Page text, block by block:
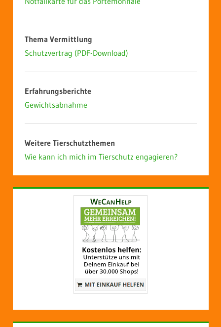
Thema Vermittlung
Schutzvertrag (PDF-Download)
Erfahrungsberichte
Gewichtsabnahme
Weitere Tierschutzthemen
Wie kann ich mich im Tierschutz engagieren?